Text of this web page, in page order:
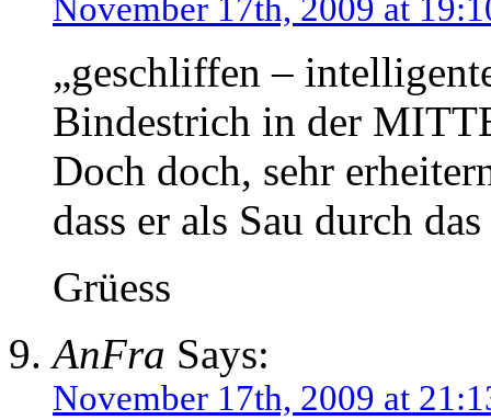
November 17th, 2009 at
„geschliffen –
Bindestrich in der
Doch doch, sehr
dass er als Sau durch
Grüess
AnFra Says:
November 17th, 2009 at